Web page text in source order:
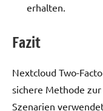
erhalten.
Fazit
Nextcloud Two-
sichere Methode
Szenarien